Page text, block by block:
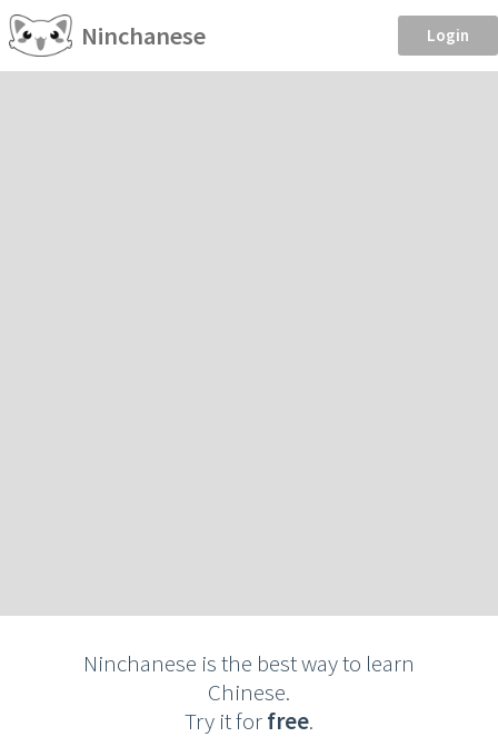
Ninchanese Login
Ninchanese is the best way to learn
Chinese.
Try it forfree.